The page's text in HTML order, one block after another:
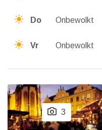
Do Onbewolkt
Vr Onbewolkt
3